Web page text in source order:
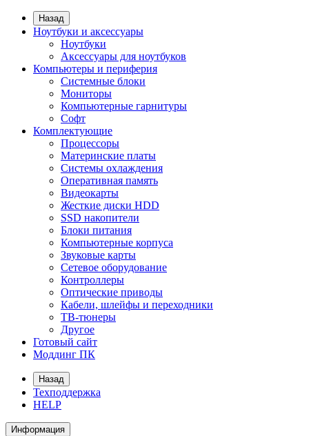
Назад
Ноутбуки и аксессуары
Ноутбуки
Аксессуары для ноутбуков
Компьютеры и периферия
Системные блоки
Мониторы
Компьютерные гарнитуры
Софт
Комплектующие
Процессоры
Материнские платы
Системы охлаждения
Оперативная память
Видеокарты
Жесткие диски HDD
SSD накопители
Блоки питания
Компьютерные корпуса
Звуковые карты
Сетевое оборудование
Контроллеры
Оптические приводы
Кабели, шлейфы и переходники
ТВ-тюнеры
Другое
Готовый сайт
Моддинг ПК
Назад
Техподдержка
HELP
Информация